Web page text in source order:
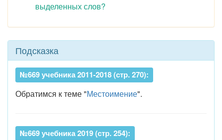
выделенных слов?
Подсказка
№669 учебника 2011-2018 (стр. 270):
Обратимся к теме "Местоимение".
№669 учебника 2019 (стр. 254):